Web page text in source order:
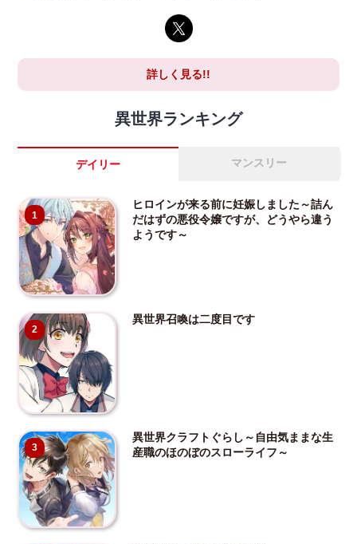
詳しく見る!!
異世界ランキング
デイリー マンスリー
1
ヒロインが来る前に妊娠しました～詰ん
だはずの悪役令嬢ですが、どうやら違う
ようです～
2
異世界召喚は二度目です
3
異世界クラフトぐらし～自由気ままな生
産職のほのぼのスローライフ～